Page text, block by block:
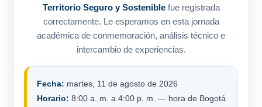
Territorio Seguro y Sosteniblefue registrada
correctamente. Le esperamos en esta jornada
académica de conmemoración, análisis técnico e
intercambio de experiencias.
Fecha: martes, 11 de agosto de 2026
Horario: 8:00 a. m. a 4:00 p. m. — hora de Bogotá